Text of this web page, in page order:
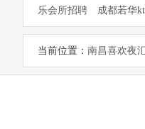
乐会所招聘
成都若华
当前位置： 南昌喜欢夜